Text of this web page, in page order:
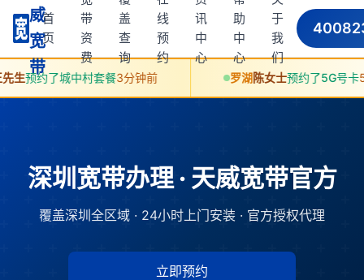
威
宽
带
首
页
带
资
费
盖
查
询
线
预
约
讯
中
心
助
中
心
于
我
们
村套餐3分钟前 预约了5G号卡5分钟前
深圳宽带办理 · 天威宽带官方
覆盖深圳全区域 · 24小时上门安装 · 官方授权代理
立即预约